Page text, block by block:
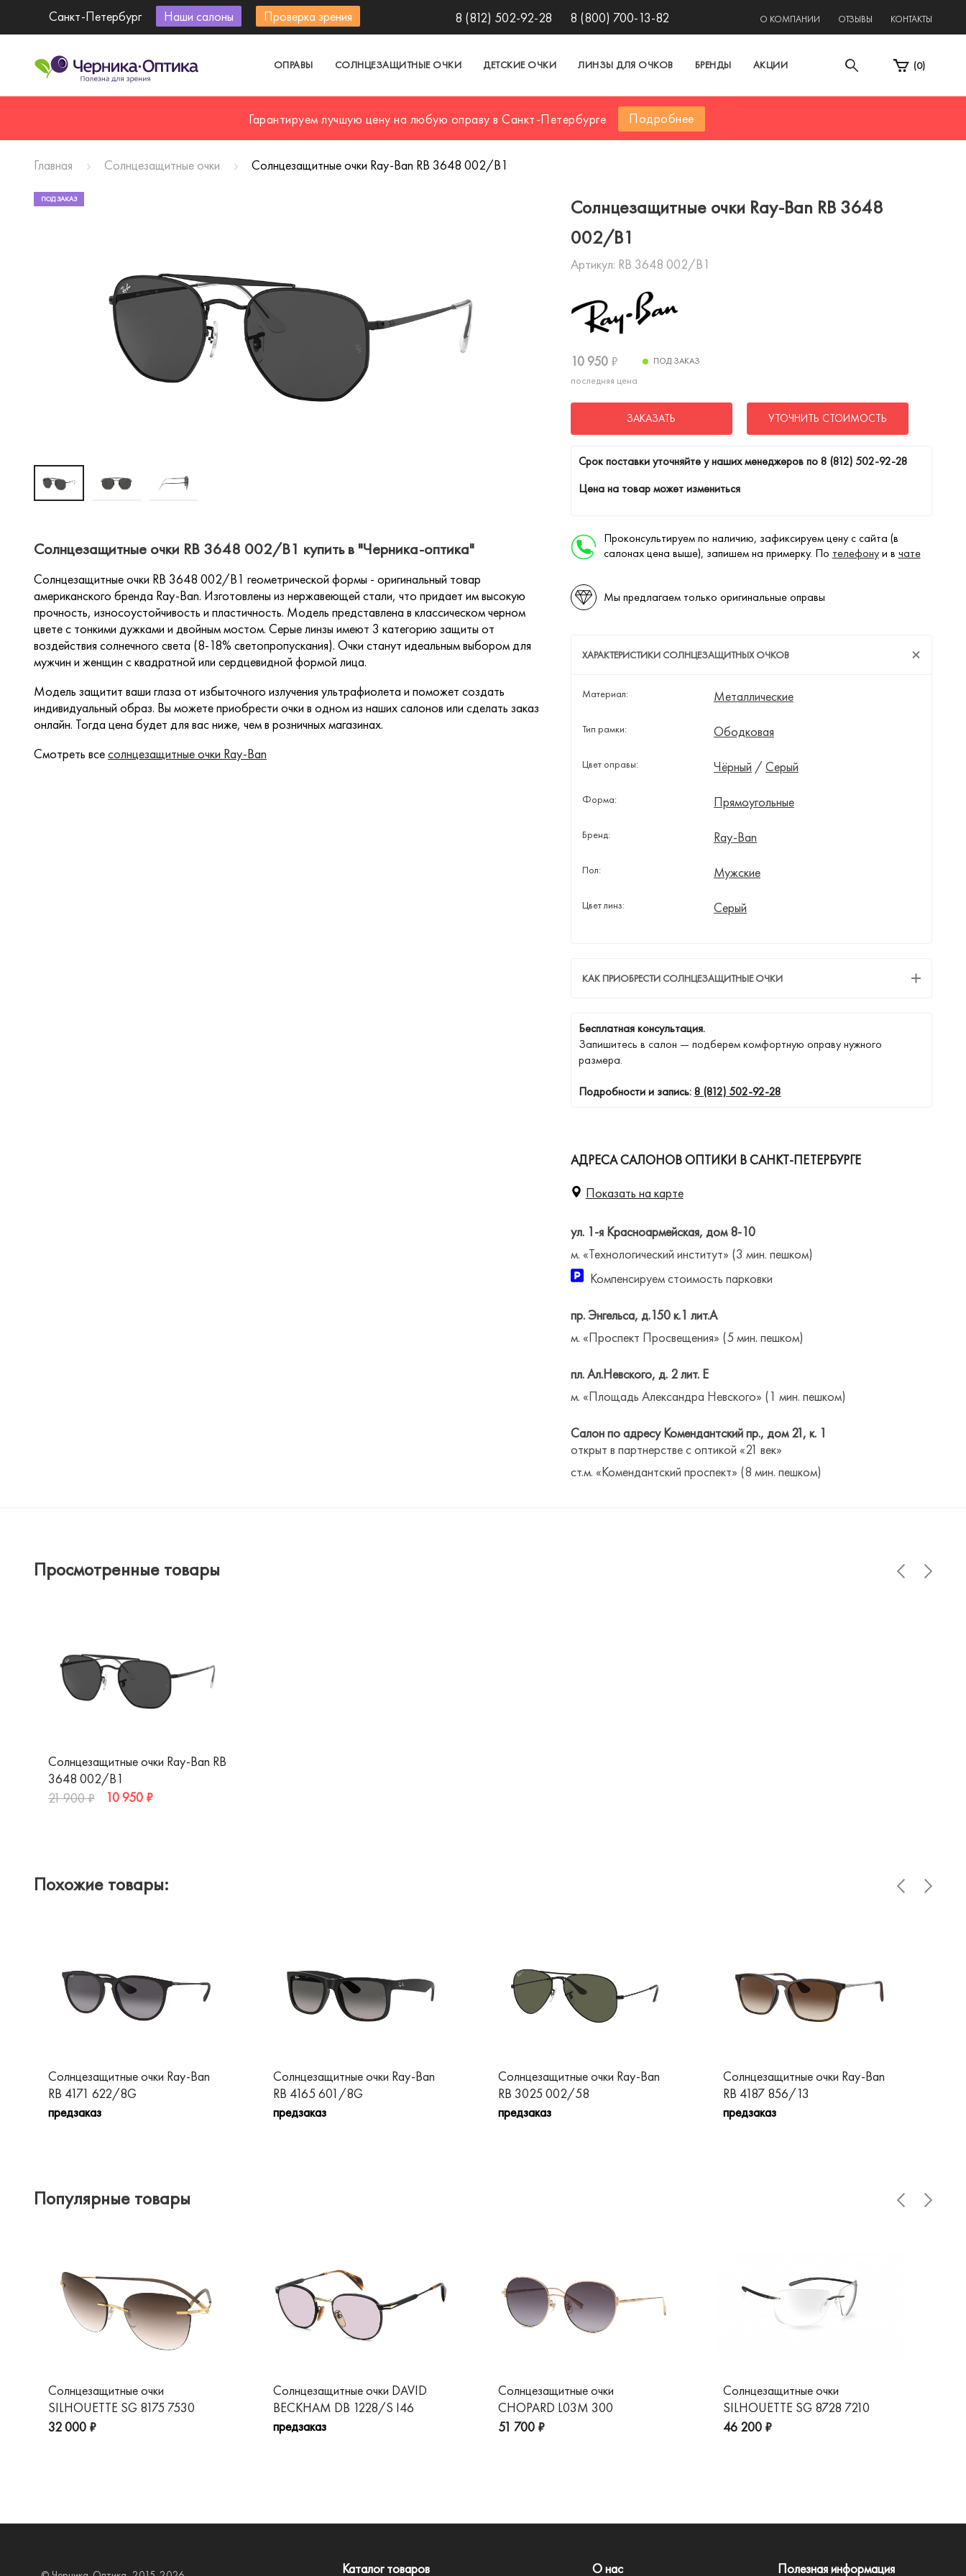
Санкт-Петербург Наши салоны Проверка зрения 8 (812) 502-92-28 8 (800) 700-13-82 О КОМПАНИИ ОТЗЫВЫ КОНТАКТЫ
ОПРАВЫ СОЛНЦЕЗАЩИТНЫЕ ОЧКИ ДЕТСКИЕ ОЧКИ ЛИНЗЫ ДЛЯ ОЧКОВ БРЕНДЫ АКЦИИ (0)
Гарантируем лучшую цену на любую оправу в Санкт-Петербурге Подробнее
Главная Солнцезащитные очки Солнцезащитные очки Ray-Ban RB 3648 002/B1
Солнцезащитные очки Ray-Ban RB 3648
002/B1
Артикул: RB 3648 002/B1
10 950 ₽
последняя цена
ПОД ЗАКАЗ
ЗАКАЗАТЬ УТОЧНИТЬ СТОИМОСТЬ
Cрок поставки уточняйте у наших менеджеров по8 (812) 502-92-28
Цена на товар может измениться
Проконсультируем по наличию, зафиксируем цену с сайта (в
салонах цена выше), запишем на примерку. По телефонуи в чате
Мы предлагаем только оригинальные оправы
ХАРАКТЕРИСТИКИ СОЛНЦЕЗАЩИТНЫХ ОЧКОВ
Материал: Металлические
Тип рамки: Ободковая
Цвет оправы: Чёрный / Серый
Форма: Прямоугольные
Бренд: Ray-Ban
Пол: Мужские
Цвет линз: Серый
КАК ПРИОБРЕСТИ СОЛНЦЕЗАЩИТНЫЕ ОЧКИ
Бесплатная консультация.
Запишитесь в салон — подберем комфортную оправу нужного
размера.
Подробности и запись:8 (812) 502-92-28
АДРЕСА САЛОНОВ ОПТИКИ В САНКТ-ПЕТЕРБУРГЕ
Показать на карте
ул. 1-я Красноармейская, дом 8-10
м. «Технологический институт» (3 мин. пешком)
Компенсируем стоимость парковки
пр. Энгельса, д.150 к.1 лит.А
м. «Проспект Просвещения» (5 мин. пешком)
пл. Ал.Невского, д. 2 лит. Е
м. «Площадь Александра Невского» (1 мин. пешком)
Салон по адресу Комендантский пр., дом 21, к. 1
открыт в партнерстве с оптикой «21 век»
ст.м. «Комендантский проспект» (8 мин. пешком)
ПОД ЗАКАЗ
Солнцезащитные очки RB 3648 002/B1 купить в "Черника-оптика"
Солнцезащитные очки RB 3648 002/B1 геометрической формы - оригинальный товар
американского бренда Ray-Ban. Изготовлены из нержавеющей стали, что придает им высокую
прочность, износоустойчивость и пластичность. Модель представлена в классическом черном
цвете с тонкими дужками и двойным мостом. Серые линзы имеют 3 категорию защиты от
воздействия солнечного света (8-18% светопропускания). Очки станут идеальным выбором для
мужчин и женщин с квадратной или сердцевидной формой лица.
Модель защитит ваши глаза от избыточного излучения ультрафиолета и поможет создать
индивидуальный образ. Вы можете приобрести очки в одном из наших салонов или сделать заказ
онлайн. Тогда цена будет для вас ниже, чем в розничных магазинах.
Смотреть всесолнцезащитные очки Ray-Ban
Просмотренные товары
Солнцезащитные очки Ray-Ban RB
3648 002/B1
21 900 ₽
10 950 ₽
Похожие товары:
Солнцезащитные очки Ray-Ban
RB 4171 622/8G
предзаказ
Солнцезащитные очки Ray-Ban
RB 4165 601/8G
предзаказ
Солнцезащитные очки Ray-Ban
RB 3025 002/58
предзаказ
Солнцезащитные очки Ray-Ban
RB 4187 856/13
предзаказ
Популярные товары
Солнцезащитные очки
SILHOUETTE SG 8175 7530
32 000 ₽
Солнцезащитные очки DAVID
BECKHAM DB 1228/S I46
предзаказ
Солнцезащитные очки
CHOPARD L03M 300
51 700 ₽
Солнцезащитные очки
SILHOUETTE SG 8728 7210
46 200 ₽
Каталог товаров О нас Полезная информация